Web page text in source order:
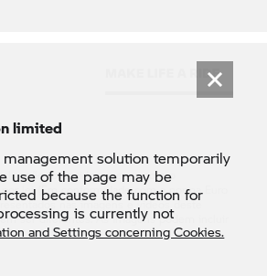
limited
solution temporarily
use of the page may be
because the function for
is currently not
and Settings concerning Cookies.
são fornecidos apenas com o
lei (Em conformidade com a norma Euro
nas imagens e vídeos deste
ser diferentes. As imagens podem incluir